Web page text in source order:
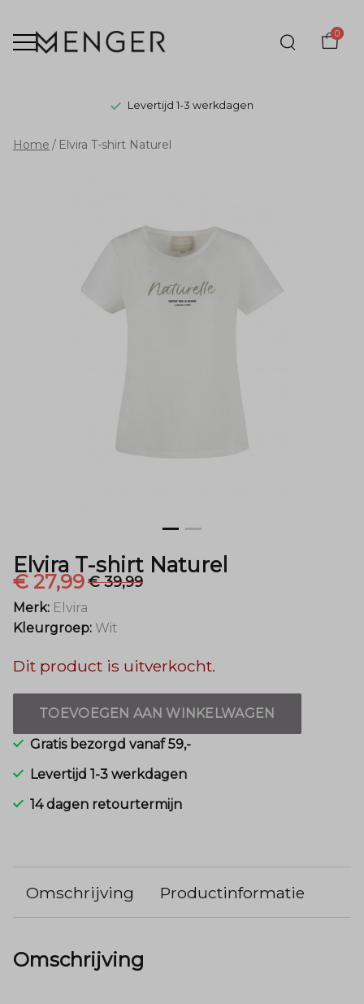
0
Levertijd 1-3 werkdagen
Elvira
Naturel
Home Elvira T-shirt Naturel
Elvira T-shirt Naturel
€ 27,99€ 39,99
Merk: Elvira
Kleurgroep: Wit
Dit product is uitverkocht.
TOEVOEGEN AAN WINKELWAGEN
Gratis bezorgd vanaf 59,-
Levertijd 1-3 werkdagen
14 dagen retourtermijn
Omschrijving Productinformatie
Omschrijving